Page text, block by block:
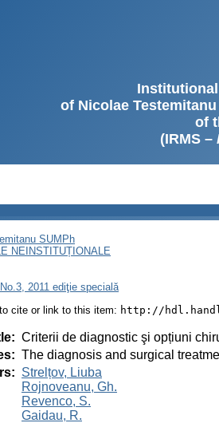
of Nicolae
of
(IRMS –
SUMPh
NEINSTITUȚIONALE
2011 ediţie specială
cite or link to this item: http://
: Criterii de diagnostic şi opțiuni
: The diagnosis and surgical
: Strelțov, Liuba
Rojnoveanu, Gh.
Revenco, S.
Gaidau, R.